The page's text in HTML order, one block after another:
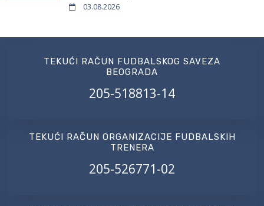
03.08.2026
TEKUĆI RAČUN FUDBALSKOG SAVEZA
BEOGRADA
205-518813-14
TEKUĆI RAČUN ORGANIZACIJE FUDBALSKIH
TRENERA
205-526771-02